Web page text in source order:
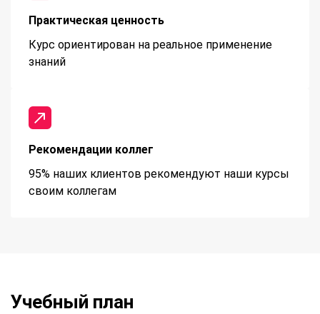
Практическая ценность
Курс ориентирован на реальное применение
знаний
Рекомендации коллег
95% наших клиентов рекомендуют наши курсы
своим коллегам
Учебный план